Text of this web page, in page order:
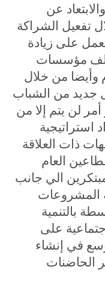
عن
تفعيل الشراكة
على زيادة
مؤسسات
وأيضا من خلال
جديد من الشباب
لن يتم إلا من
استراتيجية
ذات العلاقة
العام
الي جانب
المشروعات
بالتنمية
على
في إنشاء
الحاضنات